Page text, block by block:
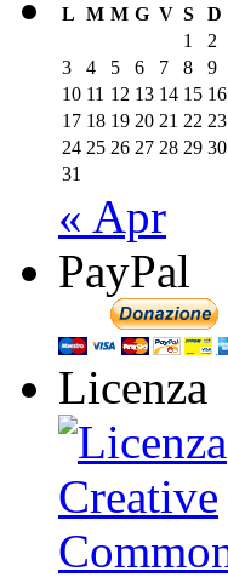
L M M G V S
D
1
2
3
4 5 6 7 8
9
10 11 12 13 14 15 16
17 18 19 20 21 22 23
24 25 26 27 28 29 30
31
« Apr
PayPal
Licenza